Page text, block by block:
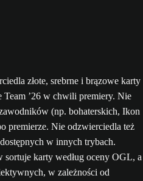
złote, srebrne i brązowe karty
’26 w chwili premiery. Nie
(np. bohaterskich, Ikon
premierze. Nie odzwierciedla też
w innych trybach.
sortuje karty według oceny OGL, a
w zależności od